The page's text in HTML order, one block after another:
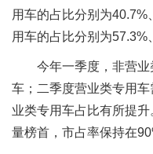
用车的占比分别为
用车的占比分别为57.3%
今年一季度，非营
车；二季度营业类专用
业类专用车占比有所提
量榜首，市占率保持在